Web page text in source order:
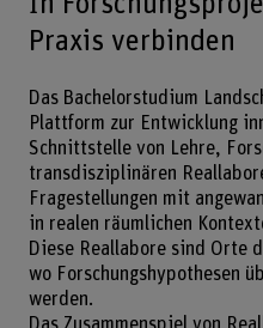
Praxis verbinden
Das Bachelorstudium
Plattform zur Entwicklung
Schnittstelle von Lehre,
transdisziplinären
Fragestellungen mit
in realen räumlichen
Diese Reallabore sind Orte
wo Forschungshypothesen
werden.
Das Zusammenspiel von